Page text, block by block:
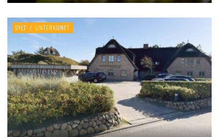
SYLT / UNTERKUNFT